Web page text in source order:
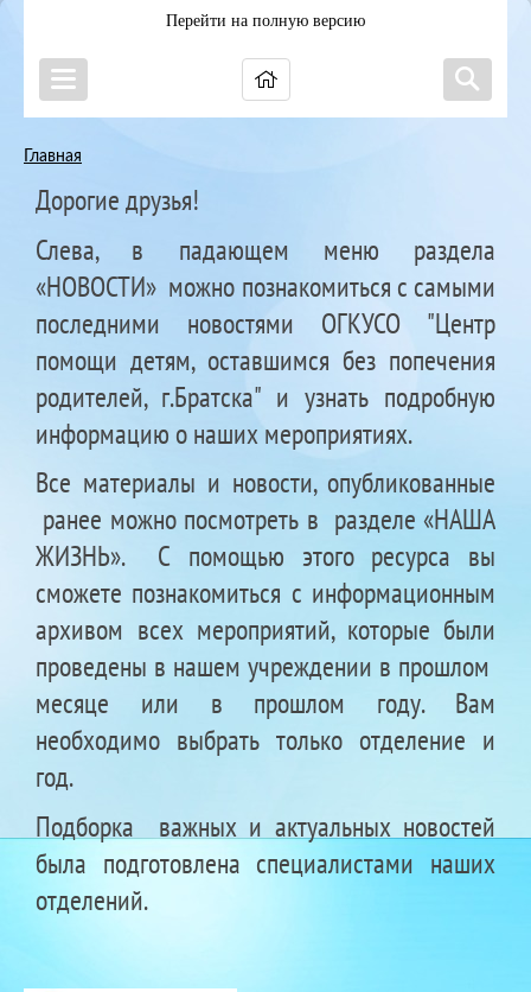
Перейти на полную версию
Главная
Дорогие друзья!
Слева, в падающем меню раздела
«НОВОСТИ» можно познакомиться с самыми
последними новостями ОГКУСО "Центр
помощи детям, оставшимся без попечения
родителей, г.Братска"и узнать подробную
информацию о наших мероприятиях.
Все материалы и новости, опубликованные
ранее можно посмотреть в разделе «НАША
ЖИЗНЬ». С помощью этого ресурса вы
сможете познакомиться с информационным
архивом всех мероприятий, которые были
проведены в нашем учреждении в прошлом
месяце или в прошлом году. Вам
необходимо выбрать только отделение и
год.
Подборка важных и актуальных новостей
была подготовлена специалистами наших
отделений.